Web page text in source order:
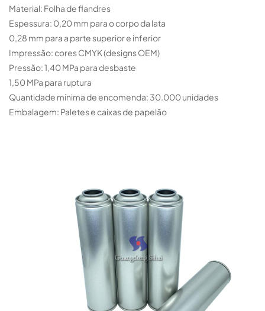
Material: Folha de flandres
Espessura: 0,20 mm para o corpo da lata
0,28 mm para a parte superior e inferior
Impressão: cores CMYK (designs OEM)
Pressão: 1,40 MPa para desbaste
1,50 MPa para ruptura
Quantidade mínima de encomenda: 30.000 unidades
Embalagem: Paletes e caixas de papelão